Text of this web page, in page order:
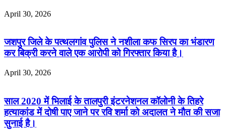
April 30, 2026
जशपुर जिले के पत्थलगांव पुलिस ने नशीला कफ सिरप का भंडारण
कर बिक्री करने वाले एक आरोपी को गिरफ्तार किया है।
April 30, 2026
साल 2020 में भिलाई के तालपुरी इंटरनेशनल कॉलोनी के तिहरे
हत्याकांड में दोषी पाए जाने पर रवि शर्मा को अदालत ने मौत की सजा
सुनाई है।